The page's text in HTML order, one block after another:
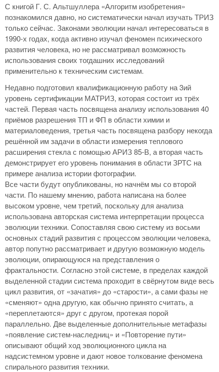
С книгой Г. С. Альтшуллера «Алгоритм изобретения»
познакомился давно, но систематически начал изучать ТРИЗ
только сейчас. Законами эволюции начал интересоваться в
1990-х годах, когда активно изучал феномен психического
развития человека, но не рассматривал возможность
использования своих тогдашних исследований
применительно к техническим системам.
Недавно подготовил квалификационную работу на 3ий
уровень сертификации МАТРИЗ, которая состоит из трёх
частей. Первая часть посвящена анализу использования 40
приёмов разрешения ТП и ФП в области химии и
материаловедения, третья часть посвящена разбору некогда
решённой им задачи в области измерения теплового
расширения стекла с помощью АРИЗ 85-В, а вторая часть
демонстрирует его уровень понимания в области ЗРТС на
примере анализа истории фотографии.
Все части будут опубликованы, но начнём мы со второй
части. По нашему мнению, работа написана на более
высоком уровне, чем третий, поскольку для анализа
использована авторская система интерпретации процесса
эволюции техники. Сопоставляя свою систему из восьми
основных стадий развития с процессом эволюции человека,
автор попутно рассматривает и другую возможную модель
эволюции, опирающуюся на представления о
фрактальности. Согласно этой системе, в пределах каждой
выделенной стадии система проходит в свёрнутом виде весь
цикл развития, от «зачатия» до «старости», а сами фазы не
«сменяют» одна другую, как обычно принято считать, а
«переплетаются» друг с другом, протекая порой
параллельно. Две выделенные дополнительные метафазы
«появление систем-наследниц» и «Повторение пути»
описывают общий ход эволюционного цикла на
надсистемном уровне и дают новое толкование феномена
спирального развития техники.